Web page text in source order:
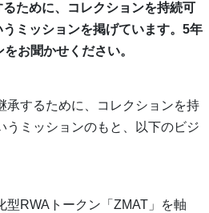
るために、コレクションを持続可
ミッションを掲げています。5年
お聞かせください。
承するために、コレクションを持
うミッションのもと、以下のビジ
型RWAトークン「ZMAT」を軸